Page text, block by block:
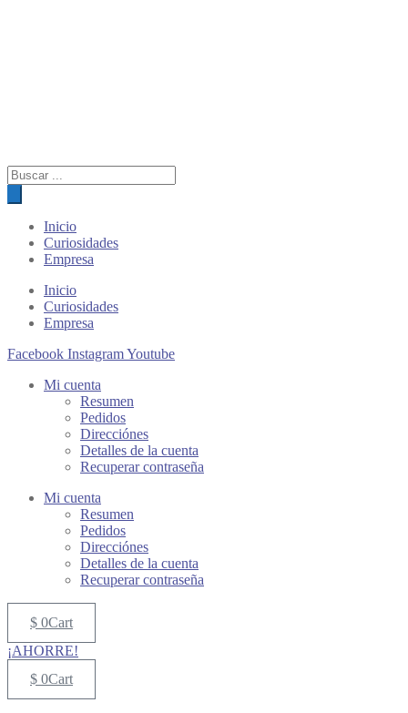
Búsqueda
de
productos
Inicio
Curiosidades
Empresa
Inicio
Curiosidades
Empresa
Facebook InstagramYoutube
Mi cuenta
Resumen
Pedidos
Direcciónes
Detalles de la cuenta
Recuperar contraseña
Mi cuenta
Resumen
Pedidos
Direcciónes
Detalles de la cuenta
Recuperar contraseña
$ 0Cart
¡AHORRE!
$ 0Cart